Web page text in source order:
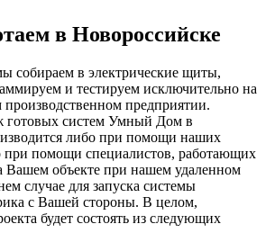
в Новороссийске
собираем в электрические щиты,
и тестируем исключительно на
предприятии.
готовых систем Умный Дом в
либо при помощи наших
при помощи специалистов, работающих
Вашем объекте при нашем удаленном
случае для запуска системы
с Вашей стороны. В целом,
будет состоять из следующих